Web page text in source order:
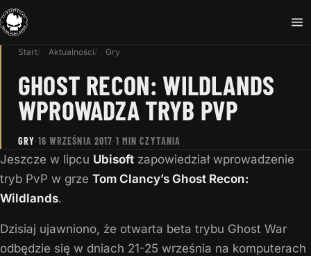
Start Aktualności Gry
GHOST RECON: WILDLANDS
WPROWADZA TRYB PVP
GRY·16 WRZEŚNIA 2017·1 MIN CZYTANIA
Jeszcze w lipcu Ubisoft zapowiedział wprowadzenie
tryb PvP w grze Tom Clancy’s Ghost Recon:
Wildlands.
Dzisiaj ujawniono, że otwarta beta trybu Ghost War
odbędzie się w dniach 21-25 września na komputerach